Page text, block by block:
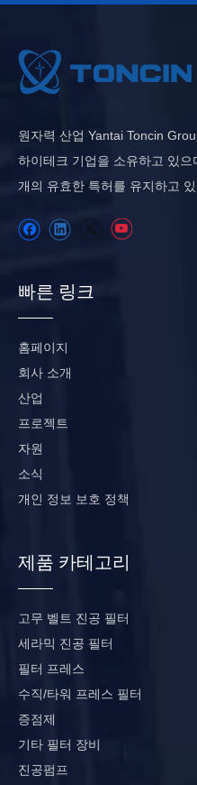
원자력 산업 Yantai Toncin
하이테크 기업을 소유하고 있
개의 유효한 특허를 유지하고 있
빠른 링크
홈페이지
회사 소개
산업
프로젝트
자원
소식
개인 정보 보호 정책
제품 카테고리
고무 벨트 진공 필터
세라믹 진공 필터
필터 프레스
수직/타워 프레스 필터
증점제
기타 필터 장비
진공펌프